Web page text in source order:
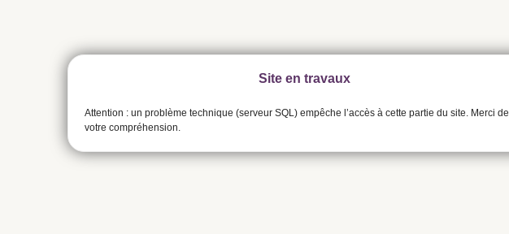
Site en travaux
Attention : un problème technique (serveur SQL) empêche l’accès à cette partie du site. Merci de
votre compréhension.